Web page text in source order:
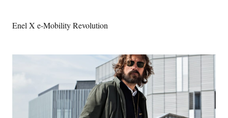
Enel X e-Mobility Revolution